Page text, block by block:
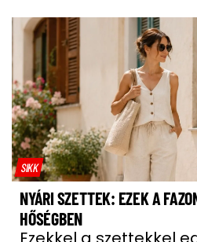
SIKK
NYÁRI SZETTEK: EZEK A
HŐSÉGBEN